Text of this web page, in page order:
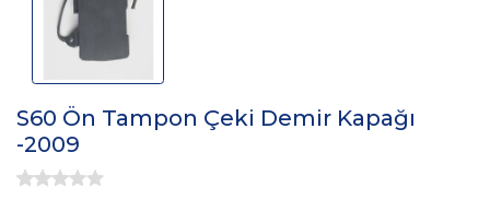
S60 Ön Tampon Çeki Demir Kapağı
-2009